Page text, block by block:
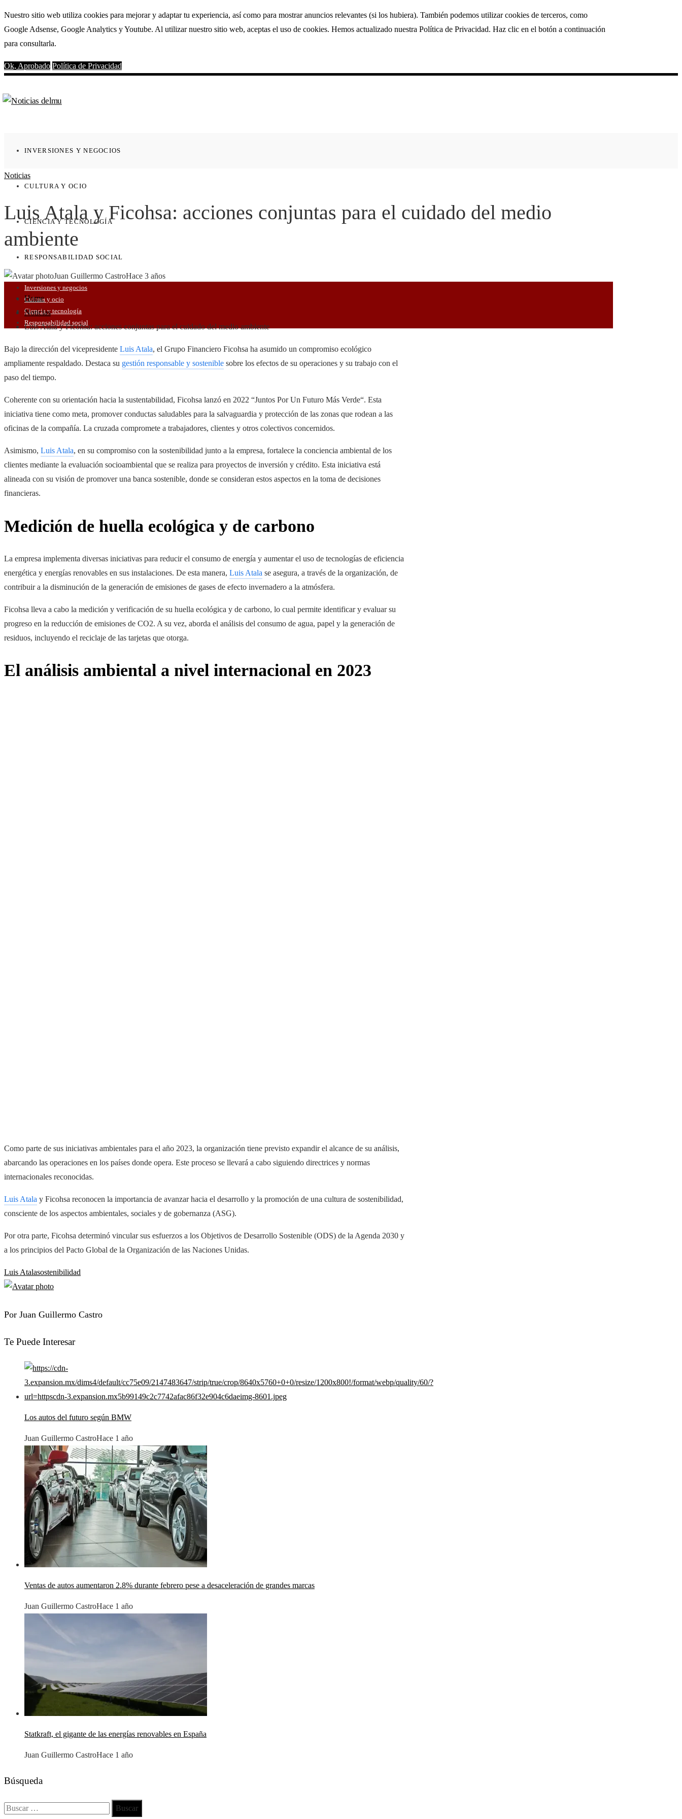
Nuestro sitio web utiliza cookies para mejorar y adaptar tu experiencia, así como para mostrar anuncios relevantes (si los hubiera). También podemos utilizar cookies de terceros, como
Google Adsense, Google Analytics y Youtube. Al utilizar nuestro sitio web, aceptas el uso de cookies. Hemos actualizado nuestra Política de Privacidad. Haz clic en el botón a continuación
para consultarla.
Ok, Aprobado Política de Privacidad
INVERSIONES Y NEGOCIOS
CULTURA Y OCIO
CIENCIA Y TECNOLOGÍA
RESPONSABILIDAD SOCIAL
Inversiones y negocios
Cultura y ocio
Ciencia y tecnología
Responsabilidad social
Noticias
Luis Atala y Ficohsa: acciones conjuntas para el cuidado del medio
ambiente
Juan Guillermo CastroHace 3 años
Home
Noticias
Luis Atala y Ficohsa: acciones conjuntas para el cuidado del medio ambiente
Bajo la dirección del vicepresidente Luis Atala, el Grupo Financiero Ficohsa ha asumido un compromiso ecológico
ampliamente respaldado. Destaca su gestión responsable y sostenible sobre los efectos de su operaciones y su trabajo con el
paso del tiempo.
Coherente con su orientación hacia la sustentabilidad, Ficohsa lanzó en 2022 “Juntos Por Un Futuro Más Verde“. Esta
iniciativa tiene como meta, promover conductas saludables para la salvaguardia y protección de las zonas que rodean a las
oficinas de la compañía. La cruzada compromete a trabajadores, clientes y otros colectivos concernidos.
Asimismo, Luis Atala, en su compromiso con la sostenibilidad junto a la empresa, fortalece la conciencia ambiental de los
clientes mediante la evaluación socioambiental que se realiza para proyectos de inversión y crédito. Esta iniciativa está
alineada con su visión de promover una banca sostenible, donde se consideran estos aspectos en la toma de decisiones
financieras.
Medición de huella ecológica y de carbono
La empresa implementa diversas iniciativas para reducir el consumo de energía y aumentar el uso de tecnologías de eficiencia
energética y energías renovables en sus instalaciones. De esta manera, Luis Atala se asegura, a través de la organización, de
contribuir a la disminución de la generación de emisiones de gases de efecto invernadero a la atmósfera.
Ficohsa lleva a cabo la medición y verificación de su huella ecológica y de carbono, lo cual permite identificar y evaluar su
progreso en la reducción de emisiones de CO2. A su vez, aborda el análisis del consumo de agua, papel y la generación de
residuos, incluyendo el reciclaje de las tarjetas que otorga.
El análisis ambiental a nivel internacional en 2023
Como parte de sus iniciativas ambientales para el año 2023, la organización tiene previsto expandir el alcance de su análisis,
abarcando las operaciones en los países donde opera. Este proceso se llevará a cabo siguiendo directrices y normas
internacionales reconocidas.
Luis Atala y Ficohsa reconocen la importancia de avanzar hacia el desarrollo y la promoción de una cultura de sostenibilidad,
consciente de los aspectos ambientales, sociales y de gobernanza (ASG).
Por otra parte, Ficohsa determinó vincular sus esfuerzos a los Objetivos de Desarrollo Sostenible (ODS) de la Agenda 2030 y
a los principios del Pacto Global de la Organización de las Naciones Unidas.
Luis Atalasostenibilidad
Por Juan Guillermo Castro
Te Puede Interesar
Los autos del futuro según BMW
Juan Guillermo CastroHace 1 año
Ventas de autos aumentaron 2.8% durante febrero pese a desaceleración de grandes marcas
Juan Guillermo CastroHace 1 año
Statkraft, el gigante de las energías renovables en España
Juan Guillermo CastroHace 1 año
Búsqueda
Buscar: